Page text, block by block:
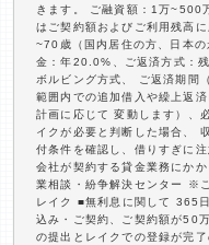
きます。 ご融資額：1万~500
はご契約額およびご利用残高
~70歳（国内居住の方、日本
金：年20.0%、ご返済方式：
ボルビング方式、 ご返済期間
範囲内での追加借入や繰上返
計画に応じて 変動します）、
イクが必要と判断した場合、
付条件を確認し、借りすぎに
会社が契約する貸金業務にか
業相談・紛争解決センター ※
レイク ■無利息に関して 365
込み・ご契約、ご契約額が50
の提出とレイクでの登録が完